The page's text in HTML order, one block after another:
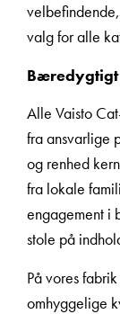
valg for alle
Bæredygtigt
Alle Vaisto
fra ansvarlige
og renhed
fra lokale
engagement i
stole på
På vores
omhyggelige